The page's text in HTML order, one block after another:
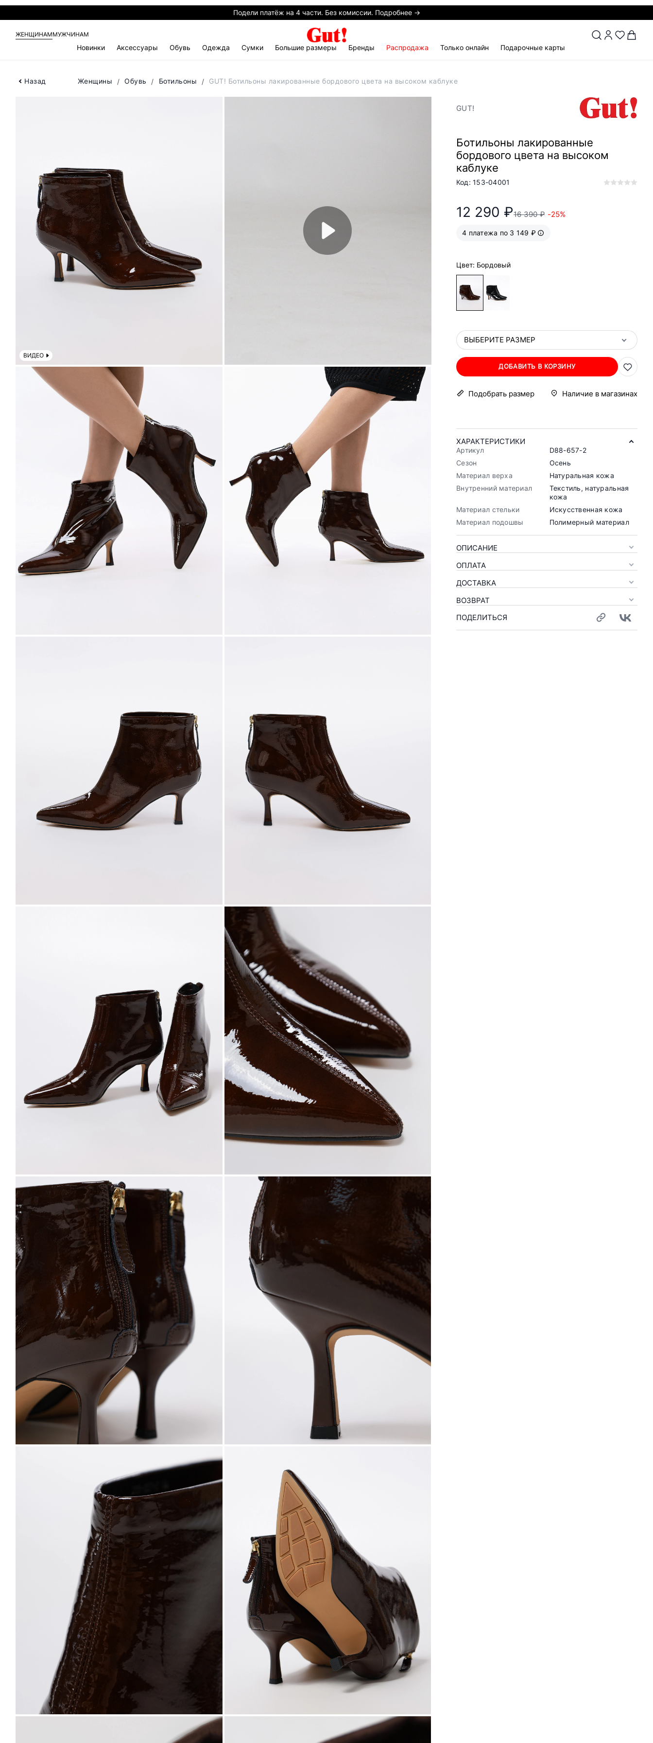
Подели платёж на 4 части. Без комиссии. Подробнее →
ЖЕНЩИНАММУЖЧИНАМ
Новинки Аксессуары Обувь Одежда Сумки Большие размеры Бренды Распродажа Только онлайн Подарочные карты
Назад Женщины Обувь Ботильоны GUT! Ботильоны лакированные бордового цвета на высоком каблуке
ВИДЕО
GUT!
Ботильоны лакированные
бордового цвета на высоком
каблуке
Код: 153-04001
12 290 ₽16 390 ₽ -25%
4 платежа по 3 149 ₽
Цвет: Бордовый
ВЫБЕРИТЕ РАЗМЕР
ДОБАВИТЬ В КОРЗИНУ
Подобрать размер Наличие в магазинах
ХАРАКТЕРИСТИКИ
Артикул
D88-657-2
Сезон
Осень
Материал верха
Натуральная кожа
Внутренний материал
Текстиль, натуральная
кожа
Материал стельки
Искусственная кожа
Материал подошвы
Полимерный материал
ОПИСАНИЕ
ОПЛАТА
ДОСТАВКА
ВОЗВРАТ
ПОДЕЛИТЬСЯ